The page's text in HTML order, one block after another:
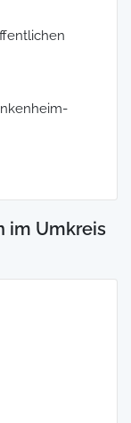
im Umkreis